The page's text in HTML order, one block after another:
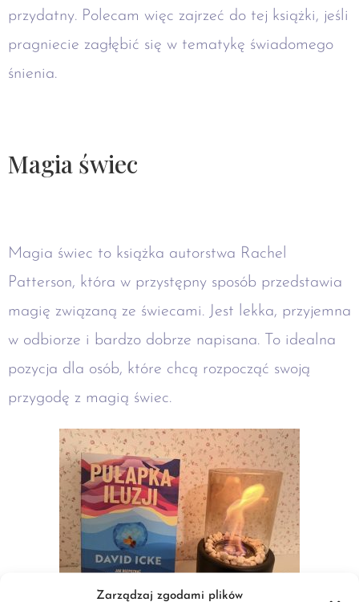
Zarządzaj zgodami plików
przydatny. Polecam więc zajrzeć do tej książki, jeśli
pragniecie zagłębić się w tematykę świadomego
śnienia.
Magia świec
Magia świec to książka autorstwa Rachel
Patterson, która w przystępny sposób przedstawia
magię związaną ze świecami. Jest lekka, przyjemna
w odbiorze i bardzo dobrze napisana. To idealna
pozycja dla osób, które chcą rozpocząć swoją
przygodę z magią świec.